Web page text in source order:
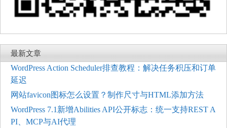
最新文章
WordPress Action Scheduler排查教程：解决任务积压和订单
延迟
网站favicon图标怎么设置？制作尺寸与HTML添加方法
WordPress 7.1新增Abilities API公开标志：统一支持REST A
PI、MCP与AI代理